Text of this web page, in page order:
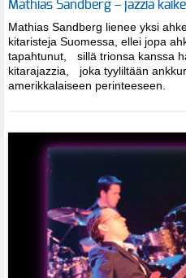
Mathias Sandberg – jazzia
Mathias Sandberg lienee yksi
kitaristeja Suomessa, ellei jopa
tapahtunut, sillä trionsa kanssa
kitarajazzia, joka tyyliltään
amerikkalaiseen perinteeseen.